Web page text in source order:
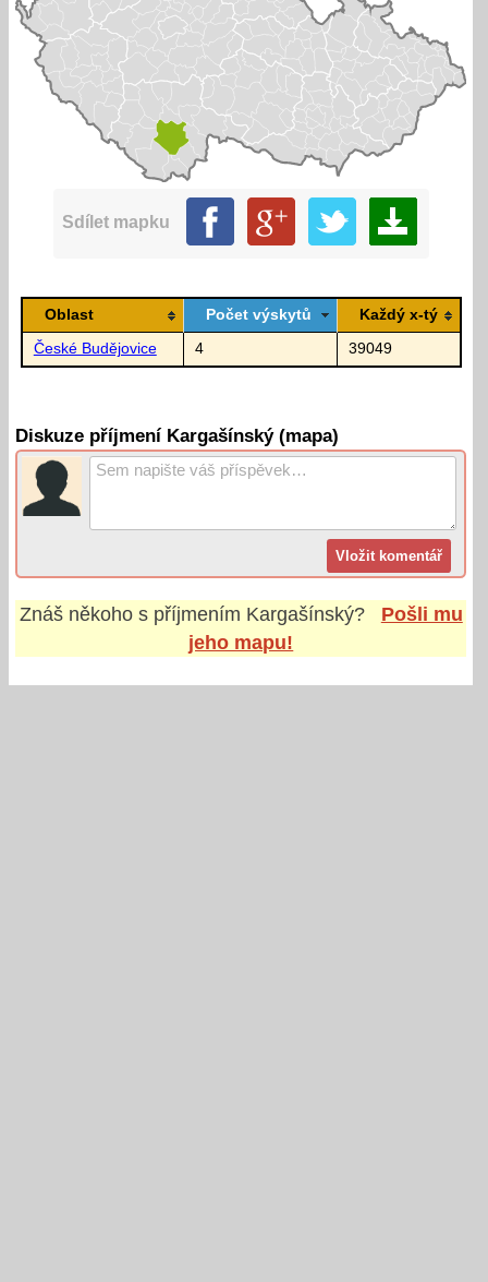
Sdílet mapku
Oblast Počet výskytů Každý x-tý
České Budějovice 4 39049
Diskuze příjmení Kargašínský (mapa)
Znáš někoho s příjmením Kargašínský?
Pošli mu
jeho mapu!